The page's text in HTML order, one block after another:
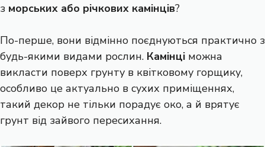
з морських або річкових камінців?
По-перше, вони відмінно поєднуються практично з
будь-якими видами рослин. Камінці можна
викласти поверх грунту в квітковому горщику,
особливо це актуально в сухих приміщеннях,
такий декор не тільки порадує око, а й врятує
грунт від зайвого пересихання.